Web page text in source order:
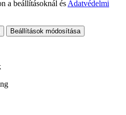
a beállításoknál és Adatvédelmi
Beállítások módosítása